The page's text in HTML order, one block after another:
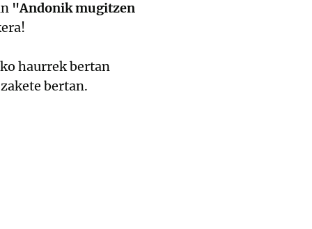
"Andonik mugitzen
haurrek bertan
bertan.